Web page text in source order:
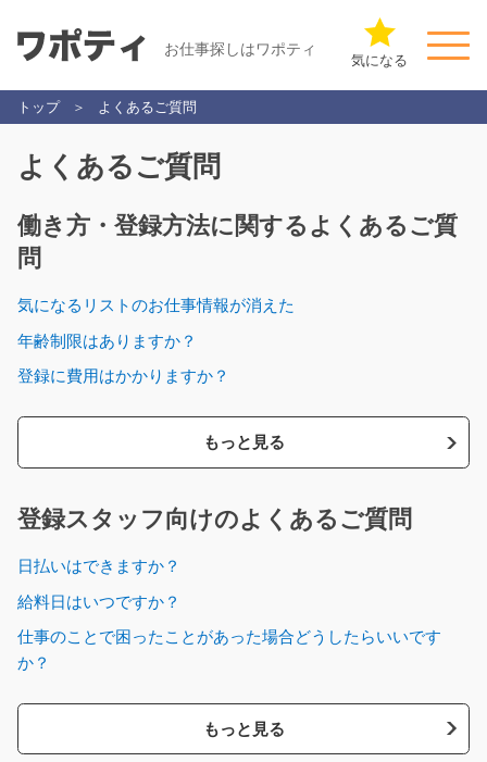
お仕事探しはワポティ
気になる
トップ よくあるご質問
よくあるご質問
働き方・登録方法に関するよくあるご質
問
気になるリストのお仕事情報が消えた
年齢制限はありますか？
登録に費用はかかりますか？
もっと見る
登録スタッフ向けのよくあるご質問
日払いはできますか？
給料日はいつですか？
仕事のことで困ったことがあった場合どうしたらいいです
か？
もっと見る